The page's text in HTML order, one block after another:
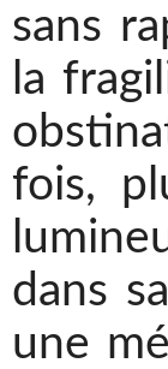
sans
la
fois,
dans
une